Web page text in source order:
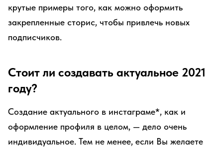
крутые примеры того, как можно оформить
закрепленные сторис, чтобы привлечь новых
подписчиков.
Стоит ли создавать актуальное 2021
году?
Создание актуального в инстаграме*, как и
оформление профиля в целом, — дело очень
индивидуальное. Тем не менее, если Вы желаете